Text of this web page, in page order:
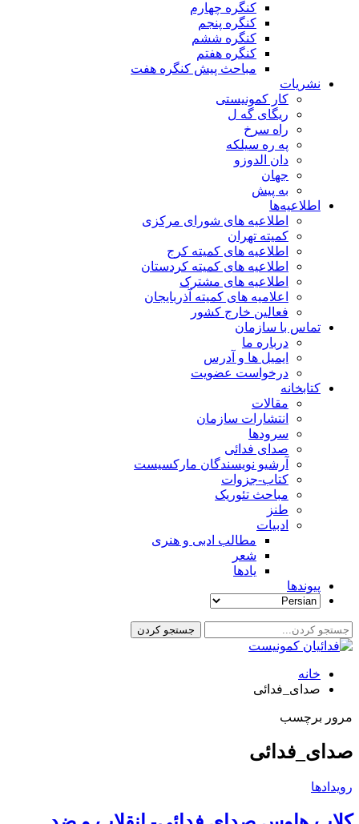
کنگره چهارم
کنگره پنجم
کنگره ششم
کنگره هفتم
مباحث پیش کنگره هفت
نشریات
کار کمونیستی
ریگای گه ل
راه سرخ
په ره سیلکه
دان الدوزو
جهان
به پیش
اطلاعیه‌ها
اطلاعیه های شورای مرکزی
کمیته تهران
اطلاعیه های کمیته کرج
اطلاعیه های کمیته کردستان
اطلاعیه های مشترک
اعلامیه های کمیته آذربایجان
فعالین خارج کشور
تماس با سازمان
درباره ما
ایمیل ها و آدرس
درخواست عضویت
کتابخانه
مقالات
انتشارات سازمان
سرودها
صدای فدائی
آرشیو نویسندگان مارکسیست
کتاب-جزوات
مباحث تئوریک
طنز
ادبیات
مطالب ادبی و هنری
شعر
یادها
پیوندها
خانه
صدای_فدائی
مرور برچسب
صدای_فدائی
رویدادها